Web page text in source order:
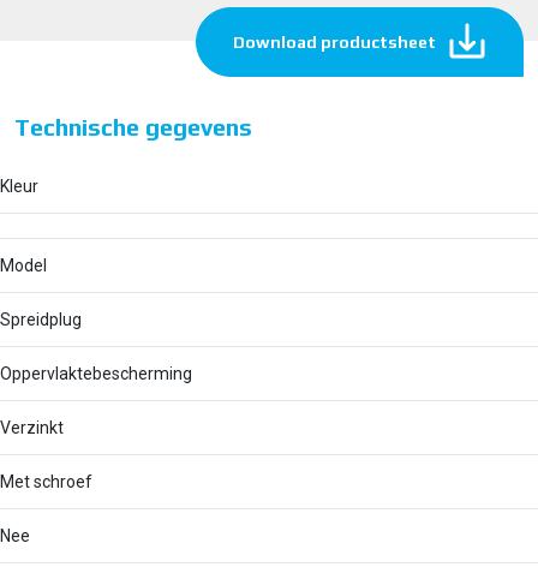
Download productsheet
Technische gegevens
Kleur
Model
Spreidplug
Oppervlaktebescherming
Verzinkt
Met schroef
Nee